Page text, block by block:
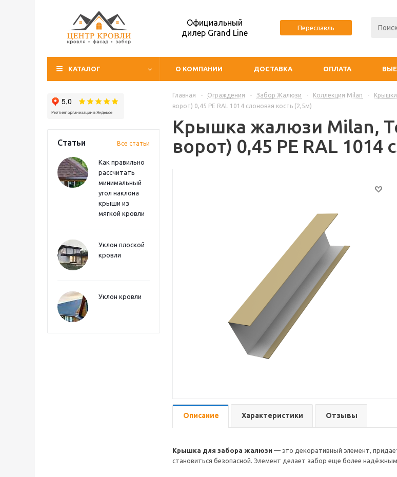
Официальный
дилер Grand Line
Переславль
КАТАЛОГ О КОМПАНИИ ДОСТАВКА ОПЛАТА
Статьи Все статьи
Как правильно
рассчитать
минимальный
угол наклона
крыши из
мягкой кровли
Уклон плоской
кровли
Уклон кровли
Главная - Ограждения - Забор Жалюзи - Коллекция Milan -
ворот) 0,45 PE RAL 1014 слоновая кость (2,5м)
Крышка жалюзи Milan,
ворот) 0,45 PE RAL 1014
Описание Характеристики Отзывы
Крышка для забора жалюзи — это декоративный элемент,
становиться безопасной. Элемент делает забор еще более